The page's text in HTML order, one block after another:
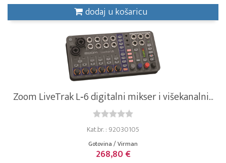
dodaj u košaricu
Zoom LiveTrak L‑6 digitalni mikser i višekanalni...
Kat.br. : 92030105
Gotovina / Virman
268,80 €